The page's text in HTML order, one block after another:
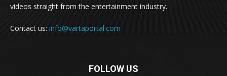
videos straight from the entertainment industry.
Contact us: info@vartaportal.com
FOLLOW US